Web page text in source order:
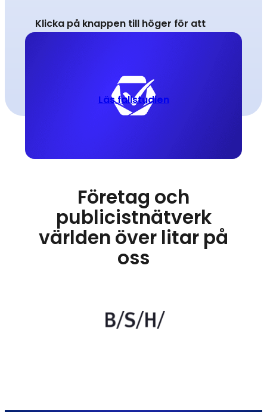
Klicka på knappen till höger för att
Läs fallstudien
Företag och
publicistnätverk
världen över litar på
oss